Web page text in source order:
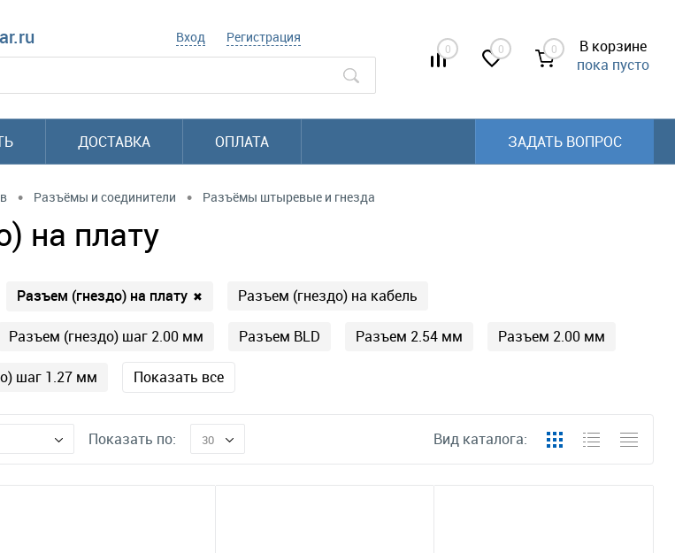
Вход Регистрация
0 0 0
В корзине
пока пусто
ДОСТАВКА ОПЛАТА ЗАДАТЬ ВОПРОС
• Разъёмы и соединители • Разъёмы штыревые и гнезда
на плату
Разъем (гнездо) на плату ✖ Разъем (гнездо) на кабель
Разъем (гнездо) шаг 2.00 мм Разъем BLD Разъем 2.54 мм Разъем 2.00 мм
шаг 1.27 мм Показать все
Показать по: 30 Вид каталога: